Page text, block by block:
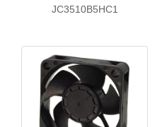
JC3510B5HC1